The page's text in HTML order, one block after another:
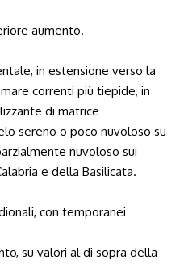
aumento.
in estensione verso la
correnti più tiepide, in
di matrice
sereno o poco nuvoloso su
nuvoloso sui
e della Basilicata.
con temporanei
su valori al di sopra della